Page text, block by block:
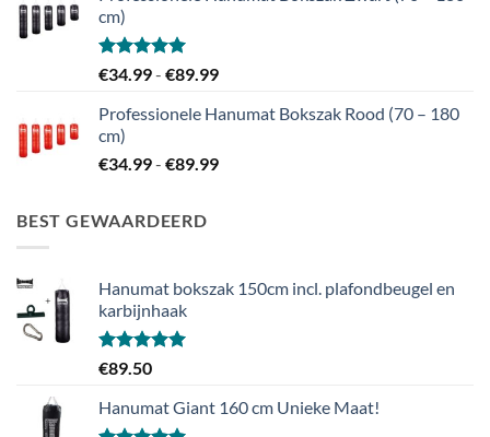
cm)
Gewaardeerd
€34.99- €89.99Prijsklasse:
tot
Professionele Hanumat Bokszak Rood (70 – 180
cm)
€34.99- €89.99Prijsklasse:
BEST GEWAARDEERD
Hanumat bokszak 150cm incl. plafondbeugel en
karbijnhaak
Gewaardeerd
€89.50
Hanumat Giant 160 cm Unieke Maat!